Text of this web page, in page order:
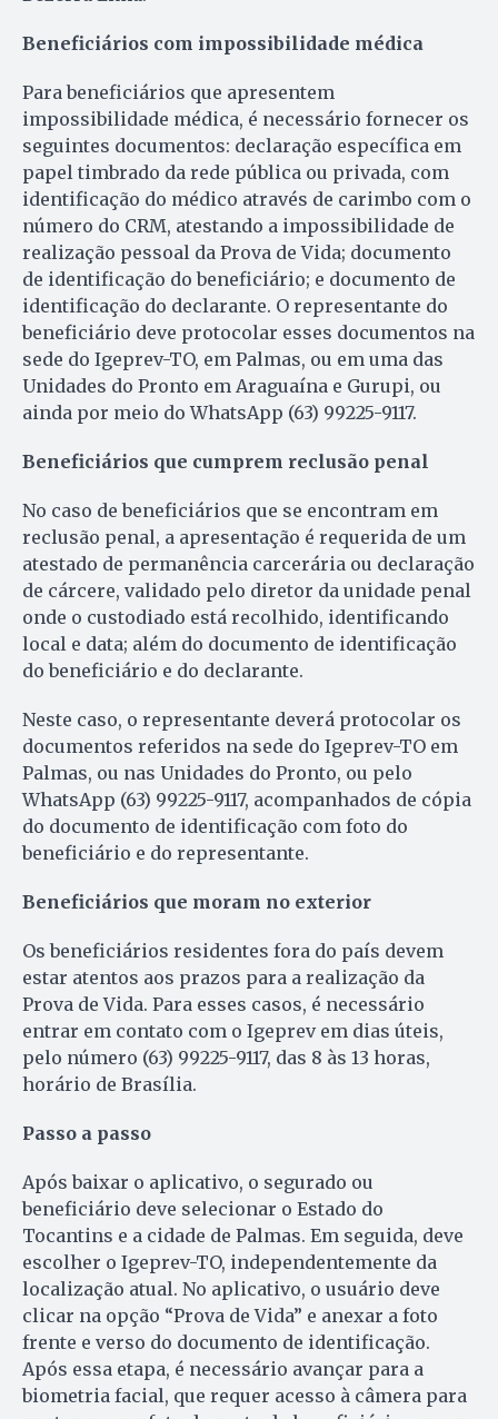
Beneficiários com impossibilidade médica
Para beneficiários que apresentem
impossibilidade médica, é necessário fornecer os
seguintes documentos: declaração específica em
papel timbrado da rede pública ou privada, com
identificação do médico através de carimbo com o
número do CRM, atestando a impossibilidade de
realização pessoal da Prova de Vida; documento
de identificação do beneficiário; e documento de
identificação do declarante. O representante do
beneficiário deve protocolar esses documentos na
sede do Igeprev-TO, em Palmas, ou em uma das
Unidades do Pronto em Araguaína e Gurupi, ou
ainda por meio do WhatsApp (63) 99225-9117.
Beneficiários que cumprem reclusão penal
No caso de beneficiários que se encontram em
reclusão penal, a apresentação é requerida de um
atestado de permanência carcerária ou declaração
de cárcere, validado pelo diretor da unidade penal
onde o custodiado está recolhido, identificando
local e data; além do documento de identificação
do beneficiário e do declarante.
Neste caso, o representante deverá protocolar os
documentos referidos na sede do Igeprev-TO em
Palmas, ou nas Unidades do Pronto, ou pelo
WhatsApp (63) 99225-9117, acompanhados de cópia
do documento de identificação com foto do
beneficiário e do representante.
Beneficiários que moram no exterior
Os beneficiários residentes fora do país devem
estar atentos aos prazos para a realização da
Prova de Vida. Para esses casos, é necessário
entrar em contato com o Igeprev em dias úteis,
pelo número (63) 99225-9117, das 8 às 13 horas,
horário de Brasília.
Passo a passo
Após baixar o aplicativo, o segurado ou
beneficiário deve selecionar o Estado do
Tocantins e a cidade de Palmas. Em seguida, deve
escolher o Igeprev-TO, independentemente da
localização atual. No aplicativo, o usuário deve
clicar na opção “Prova de Vida” e anexar a foto
frente e verso do documento de identificação.
Após essa etapa, é necessário avançar para a
biometria facial, que requer acesso à câmera para